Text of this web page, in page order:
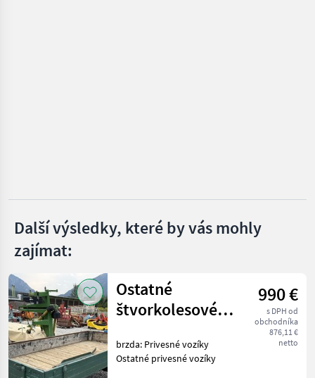
Farmtech
Krone
Zobrazit
MARKETPLACE
Marketplace
Nabídky
prodejců
Další výsledky, které by vás mohly
zajímat:
Ostatné
štvorkolesové
990 €
s DPH od
obchodníka
876,11 €
netto
brzda: Privesné vozíky
Ostatné privesné vozíky